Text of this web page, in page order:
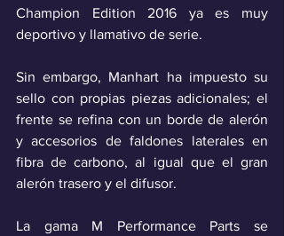
Champion Edition 2016 ya es muy
deportivo y llamativo de serie.
Sin embargo, Manhart ha impuesto su
sello con propias piezas adicionales; el
frente se refina con un borde de alerón
y accesorios de faldones laterales en
fibra de carbono, al igual que el gran
alerón trasero y el difusor.
La gama M Performance Parts se